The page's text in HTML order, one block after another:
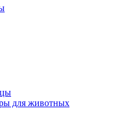
для животных